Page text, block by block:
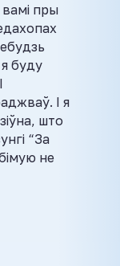
пры
буду
І я
што
“За
не